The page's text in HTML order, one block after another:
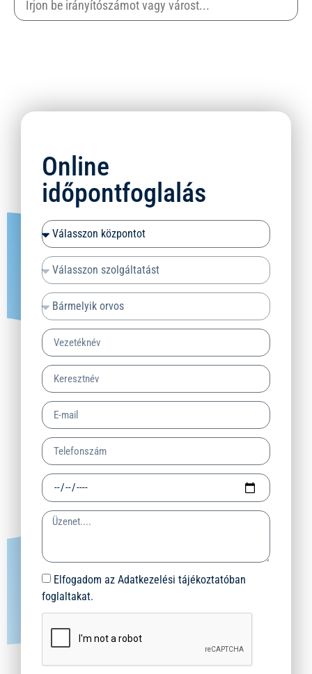
Online
időpontfoglalás
Elfogadom az Adatkezelési tájékoztatóban
foglaltakat.